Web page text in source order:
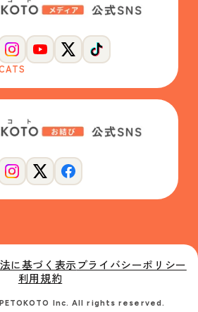
に基づく表示プライバシーポリシー
利用規約
Inc. All rights reserved.